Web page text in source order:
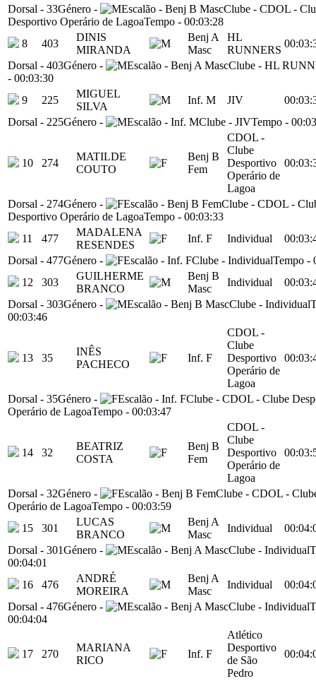
Dorsal - 33Género - Escalão - Benj B MascClube - CDOL -
Desportivo Operário de LagoaTempo - 00:03:28
8
403
DINIS
MIRANDA
Benj A
Masc
HL
RUNNERS
Dorsal - 403Género - Escalão - Benj A MascClube - HL
- 00:03:30
9
225
MIGUEL
SILVA
Inf. M JIV
Dorsal - 225Género - Escalão - Inf. MClube - JIVTempo -
10 274
MATILDE
COUTO
Benj B
Fem
CDOL -
Clube
Desportivo
Operário de
Lagoa
Dorsal - 274Género - Escalão - Benj B FemClube - CDOL -
Desportivo Operário de LagoaTempo - 00:03:33
11
477
MADALENA
RESENDES
Inf. F Individual
Dorsal - 477Género - Escalão - Inf. FClube - IndividualTempo -
12
303
GUILHERME
BRANCO
Benj B
Masc
Individual
Dorsal - 303Género - Escalão - Benj B MascClube - Individual
00:03:46
13 35
INÊS
PACHECO
Inf. F
CDOL -
Clube
Desportivo
Operário de
Lagoa
Dorsal - 35Género - Escalão - Inf. FClube - CDOL - Clube
Operário de LagoaTempo - 00:03:47
14 32
BEATRIZ
COSTA
Benj B
Fem
CDOL -
Clube
Desportivo
Operário de
Lagoa
Dorsal - 32Género - Escalão - Benj B FemClube - CDOL -
Operário de LagoaTempo - 00:03:59
15
301
LUCAS
BRANCO
Benj A
Masc
Individual
Dorsal - 301Género - Escalão - Benj A MascClube - Individual
00:04:01
16
476
ANDRÉ
MOREIRA
Benj A
Masc
Individual
Dorsal - 476Género - Escalão - Benj A MascClube - Individual
00:04:04
17 270
MARIANA
RICO
Inf. F
Atlético
Desportivo
de São
Pedro